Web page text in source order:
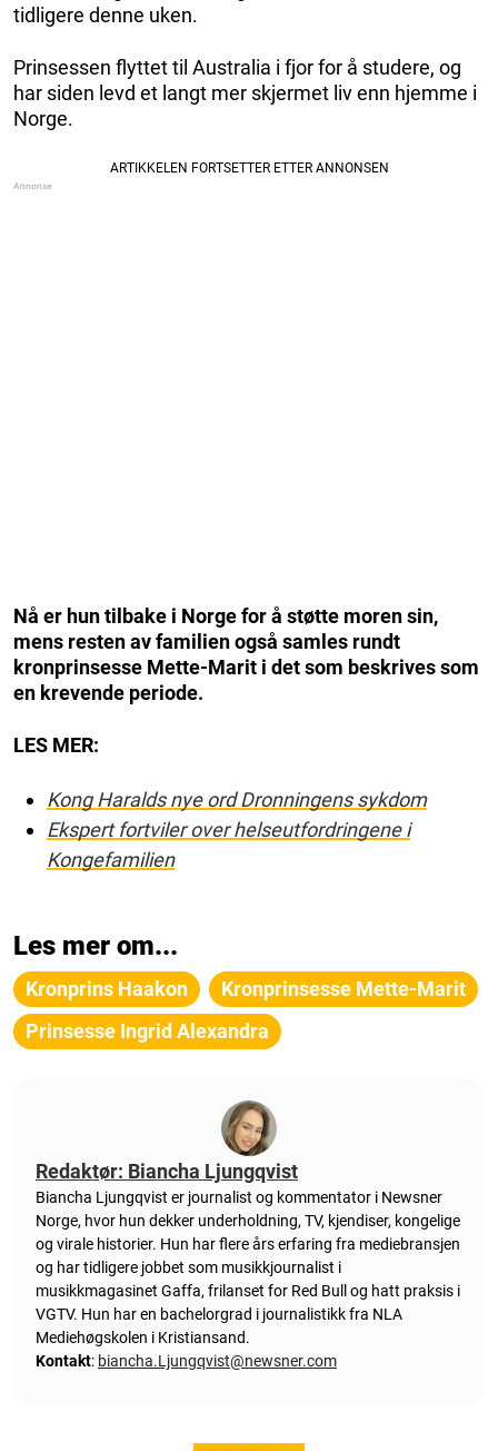
tidligere denne uken.
Prinsessen flyttet til Australia i fjor for å studere, og
har siden levd et langt mer skjermet liv enn hjemme i
Norge.
Nå er hun tilbake i Norge for å støtte moren sin,
mens resten av familien også samles rundt
kronprinsesse Mette-Marit i det som beskrives som
en krevende periode.
LES MER:
Kong Haralds nye ord Dronningens sykdom
Ekspert fortviler over helseutfordringene i
Kongefamilien
Les mer om...
Kronprins Haakon
Kronprinsesse Mette-Marit
Prinsesse Ingrid Alexandra
Redaktør: Biancha Ljungqvist
Biancha Ljungqvist er journalist og kommentator i Newsner
Norge, hvor hun dekker underholdning, TV, kjendiser, kongelige
og virale historier. Hun har flere års erfaring fra mediebransjen
og har tidligere jobbet som musikkjournalist i
musikkmagasinet Gaffa, frilanset for Red Bull og hatt praksis i
VGTV. Hun har en bachelorgrad i journalistikk fra NLA
Mediehøgskolen i Kristiansand.
Kontakt: biancha.Ljungqvist@newsner.com